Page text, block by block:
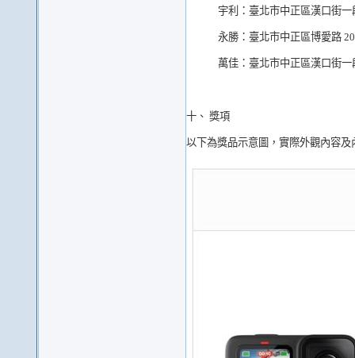
宇利： 臺北市中正區漢口街一
永勝： 臺北市中正區博愛路
萬佳： 臺北市中正區漢口街一
十、 獎項
以下為獎品示意圖，實際外觀內容